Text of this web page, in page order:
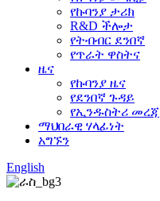
የኩባንያ ታሪክ
R&D ችሎታ
የትብብር ደንበኛ
የጥራት ዋስትና
ዜና
የኩባንያ ዜና
የደንበኛ ጉዳይ
የኢንዱስትሪ መረጃ
ማህበራዊ ሃላፊነት
አግኙን
English